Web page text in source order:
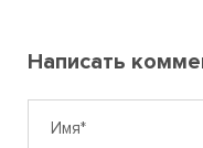
Написать